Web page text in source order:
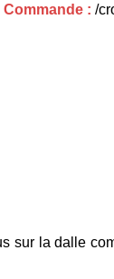
Commande : /
sur la dalle